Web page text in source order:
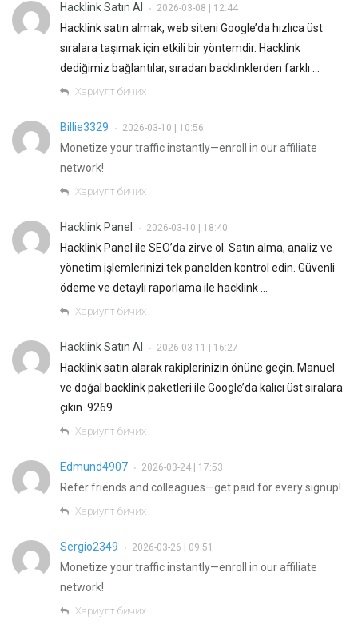
Hacklink Satın Al • 2026-03-08 | 12:44
Hacklink satın almak, web siteni Google’da hızlıca üst
sıralara taşımak için etkili bir yöntemdir. Hacklink
dediğimiz bağlantılar, sıradan backlinklerden farklı …
Хариулт бичих
Billie3329 • 2026-03-10 | 10:56
Monetize your traffic instantly—enroll in our affiliate
network!
Хариулт бичих
Hacklink Panel • 2026-03-10 | 18:40
Hacklink Panel ile SEO’da zirve ol. Satın alma, analiz ve
yönetim işlemlerinizi tek panelden kontrol edin. Güvenli
ödeme ve detaylı raporlama ile hacklink …
Хариулт бичих
Hacklink Satın Al • 2026-03-11 | 16:27
Hacklink satın alarak rakiplerinizin önüne geçin. Manuel
ve doğal backlink paketleri ile Google’da kalıcı üst sıralara
çıkın. 9269
Хариулт бичих
Edmund4907 • 2026-03-24 | 17:53
Refer friends and colleagues—get paid for every signup!
Хариулт бичих
Sergio2349 • 2026-03-26 | 09:51
Monetize your traffic instantly—enroll in our affiliate
network!
Хариулт бичих